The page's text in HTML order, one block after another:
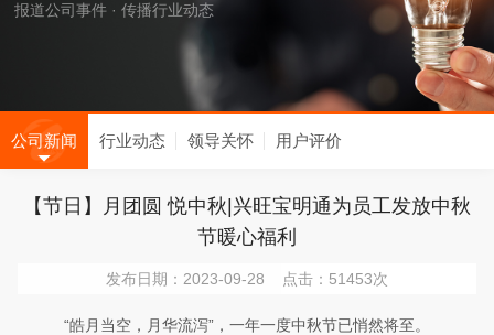
报道公司事件 · 传播行业动态
公司新闻 行业动态 领导关怀 用户评价
【节日】月团圆 悦中秋|兴旺宝明通为员工发放中秋
节暖心福利
发布日期：2023-09-28 点击：51453次
“皓月当空，月华流泻”，一年一度中秋节已悄然将至。